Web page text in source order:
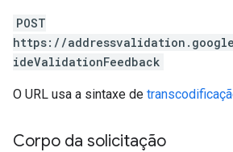
POST
https://
ideValidationFeedback
O URL usa a sintaxe de
Corpo da solicitação